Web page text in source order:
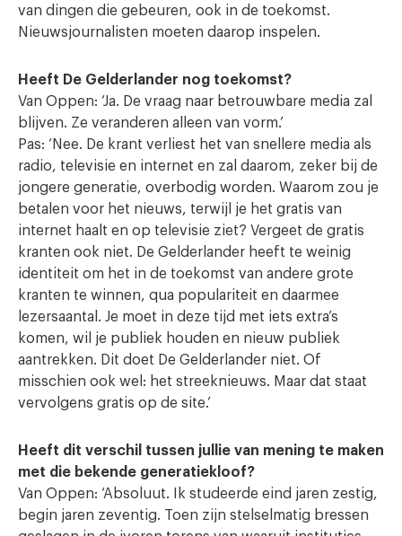
van dingen die gebeuren, ook in de toekomst.
Nieuwsjournalisten moeten daarop inspelen.
Heeft De Gelderlander nog toekomst?
Van Oppen: ‘Ja. De vraag naar betrouwbare media zal
blijven. Ze veranderen alleen van vorm.’
Pas: ‘Nee. De krant verliest het van snellere media als
radio, televisie en internet en zal daarom, zeker bij de
jongere generatie, overbodig worden. Waarom zou je
betalen voor het nieuws, terwijl je het gratis van
internet haalt en op televisie ziet? Vergeet de gratis
kranten ook niet. De Gelderlander heeft te weinig
identiteit om het in de toekomst van andere grote
kranten te winnen, qua populariteit en daarmee
lezersaantal. Je moet in deze tijd met iets extra’s
komen, wil je publiek houden en nieuw publiek
aantrekken. Dit doet De Gelderlander niet. Of
misschien ook wel: het streeknieuws. Maar dat staat
vervolgens gratis op de site.’
Heeft dit verschil tussen jullie van mening te maken
met die bekende generatiekloof?
Van Oppen: ‘Absoluut. Ik studeerde eind jaren zestig,
begin jaren zeventig. Toen zijn stelselmatig bressen